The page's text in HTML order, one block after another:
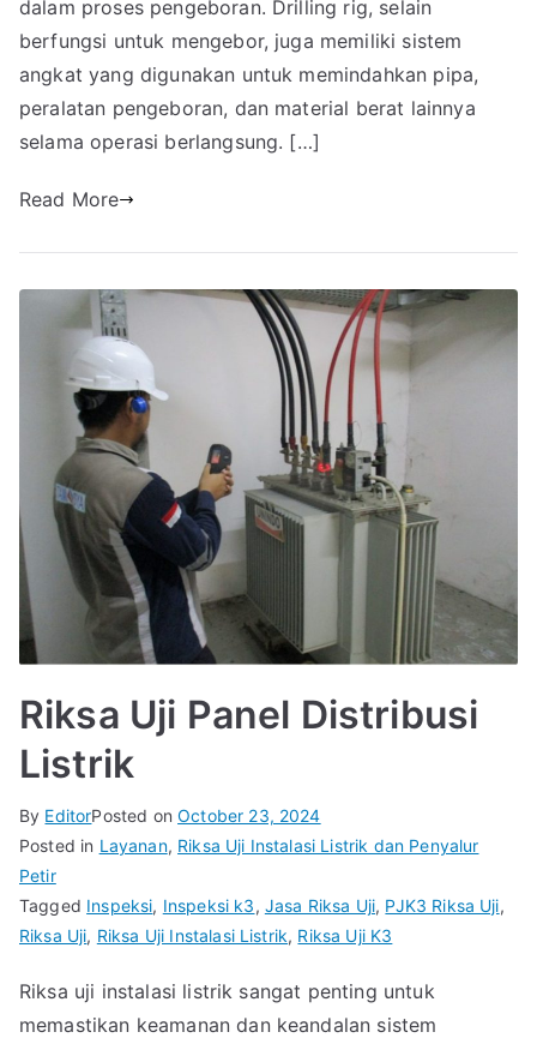
dalam proses pengeboran. Drilling rig, selain
berfungsi untuk mengebor, juga memiliki sistem
angkat yang digunakan untuk memindahkan pipa,
peralatan pengeboran, dan material berat lainnya
selama operasi berlangsung. […]
Read More
Riksa Uji Panel Distribusi
Listrik
By EditorPosted onOctober 23, 2024
Posted in Layanan, Riksa Uji Instalasi Listrik dan Penyalur
Petir
Tagged Inspeksi, Inspeksi k3, Jasa Riksa Uji, PJK3 Riksa Uji,
Riksa Uji, Riksa Uji Instalasi Listrik, Riksa Uji K3
Riksa uji instalasi listrik sangat penting untuk
memastikan keamanan dan keandalan sistem